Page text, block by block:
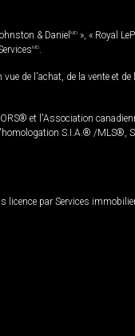
& Daniel MD », « Royal
MD
de l'achat, de la vente et
et l'Association
S.I.A.® /MLS®,
licence par Services